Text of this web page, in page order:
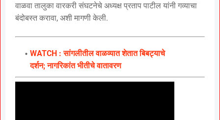
वाळवा तालुका वारकरी संघटनेचे अध्यक्ष प्रताप पाटील यांनी गव्याचा
बंदोबस्त करावा, अशी मागणी केली.
WATCH : सांगलीतील वाळव्यात शेतात बिबट्याचे
दर्शन; नागरिकांत भीतीचे वातावरण